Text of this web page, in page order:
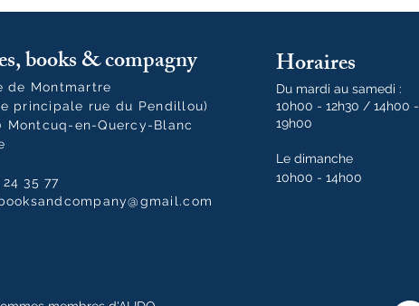
books & compagny
de Montmartre
principale rue du Pendillou)
Montcuq-en-Quercy-Blanc
35 77
Horaires
Du mardi au samedi :
10h00 - 12h30 / 14h00 -
19h00
Le dimanche
10h00 - 14h00